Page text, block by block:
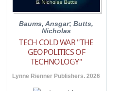
Baums, Ansgar;Butts,
Nicholas
TECH COLD WAR "THE
GEOPOLITICS OF
TECHNOLOGY"
Lynne Rienner Publishers. 2026